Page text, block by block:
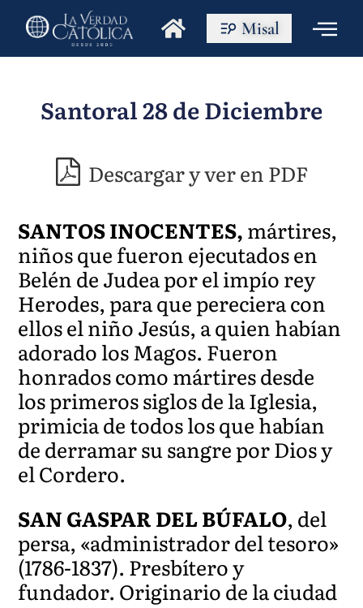
Misal
Santoral 28 de Diciembre
Descargar y ver en PDF
SANTOS INOCENTES,mártires,
niños que fueron ejecutados en
Belén de Judea por el impío rey
Herodes, para que pereciera con
ellos el niño Jesús, a quien habían
adorado los Magos. Fueron
honrados como mártires desde
los primeros siglos de la Iglesia,
primicia de todos los que habían
de derramar su sangre por Dios y
el Cordero.
SAN GASPAR DEL BÚFALO, del
persa, «administrador del tesoro»
(1786-1837). Presbítero y
fundador. Originario de la ciudad